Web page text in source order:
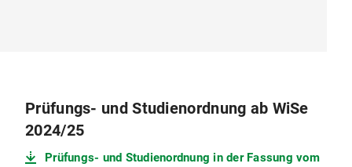
Prüfungs- und Studienordnung ab WiSe
2024/25
Prüfungs- und Studienordnung in der Fassung vom